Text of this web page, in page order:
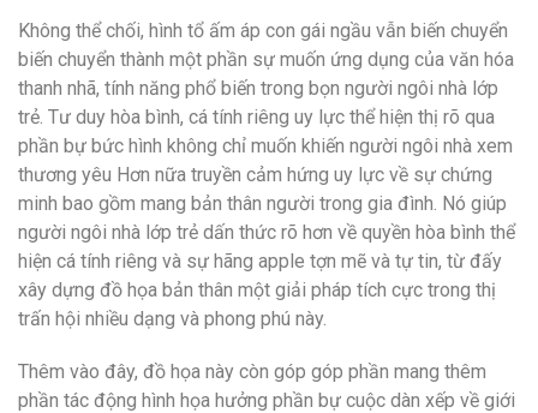
Không thể chối, hình tổ ấm áp con gái ngầu vẫn biến chuyển
biến chuyển thành một phần sự muốn ứng dụng của văn hóa
thanh nhã, tính năng phổ biến trong bọn người ngôi nhà lớp
trẻ. Tư duy hòa bình, cá tính riêng uy lực thể hiện thị rõ qua
phần bự bức hình không chỉ muốn khiến người ngôi nhà xem
thương yêu Hơn nữa truyền cảm hứng uy lực về sự chứng
minh bao gồm mang bản thân người trong gia đình. Nó giúp
người ngôi nhà lớp trẻ dấn thức rõ hơn về quyền hòa bình thể
hiện cá tính riêng và sự hãng apple tợn mẽ và tự tin, từ đấy
xây dựng đồ họa bản thân một giải pháp tích cực trong thị
trấn hội nhiều dạng và phong phú này.
Thêm vào đây, đồ họa này còn góp góp phần mang thêm
phần tác động hình họa hưởng phần bự cuộc dàn xếp về giới